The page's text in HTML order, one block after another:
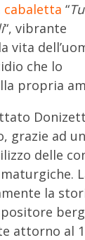
cabaletta “
“, vibrante
vita
che lo
propria
grazie ad un
delle
la
attorno al